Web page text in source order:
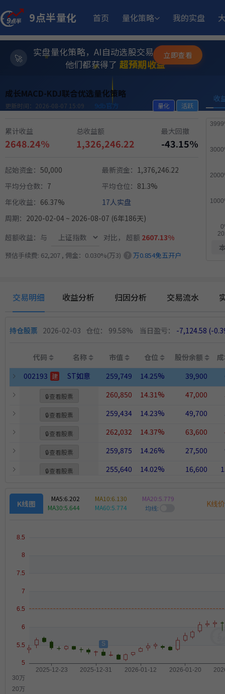
9点半量化 首页 量化策略 我的实盘
✨
💫
⭐
实盘量化策略，AI自动选股交易，躺赚模式
他们都获得了 超预期收益
9月23日开始实盘 多重止损优化成长量化策略 收益
5月21日开始实盘 MACD顶背离成长优选量化策略 收益
9月2日开始实盘 稳健黑马精选量化策略 12.05%
11月25日开始实盘 多重止损优化成长量化策略 收益
11月6日开始实盘 多重止损优化成长量化策略
6月15日开始实盘 小市值_ETF轮动_双龙出海
5月18日开始实盘 小市值_ETF轮动_双龙出海
立即查看
成长MACD-KDJ联合优选量化策略
更新时间：2026-08-07 15:09 9db官方 量化 活跃
累计收益
2648.24%
总收益额
1,326,246.22
最大回撤
-43.15%
起始资金： 50,000 最新资金： 1,376,246.22
平均分仓数： 7 平均仓位： 81.3%
年化收益： 66.37%
17人实盘
周期： 2020-02-04 ~ 2026-08-07 (6年186天)
超额收益：与
对比， 超额 2607.13%
预估手续费: 62,207 , 佣金：0.030%(万3) ? 万0.854免五开户
收
交易明细 收益分析 归因分析 交易流水
持仓股票 2026-02-03 仓位： 99.58% 当日盈亏： -7,124.58 (-
代码 名称 市值 仓位 股份余额
002193 建 ST如意 259,749 14.25% 39,900
🔒查看股票 260,850 14.31% 47,000
🔒查看股票 259,434 14.23% 49,700
🔒查看股票 262,032 14.37% 63,600
🔒查看股票 259,875 14.26% 27,500
🔒查看股票 255,640 14.02% 16,600
K线图
MA5:6.202 MA10:6.130 MA20:5.779
MA30:5.644 MA60:5.774 均线: K线